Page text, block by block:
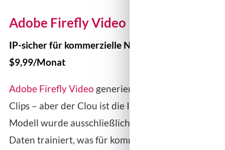
Adobe Firefly Video
IP-sicher für kommerzielle Nutzung – ab
$9,99/Monat
Adobe Firefly Video generiert nur 5-Sekunden-
Clips – aber der Clou ist die IP-Sicherheit. Das
Modell wurde ausschließlich auf lizenzierten
Daten trainiert, was für kommerziellen Einsatz im